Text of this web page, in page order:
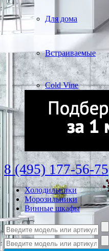
Для дома
Встраиваемые
Cold Vine
8 (495) 177-56-75
Холодильники
Морозильники
Винные шкафы